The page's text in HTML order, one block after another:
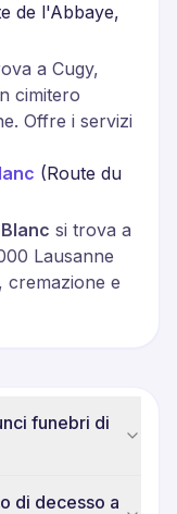
de l'Abbaye,
a Cugy,
cimitero
Offre i servizi
(Route du
si trova a
Lausanne
cremazione e
funebri di
di decesso a